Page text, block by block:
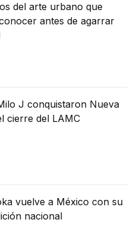
del arte urbano que
antes de agarrar
J conquistaron Nueva
cierre del LAMC
vuelve a México con su
nacional